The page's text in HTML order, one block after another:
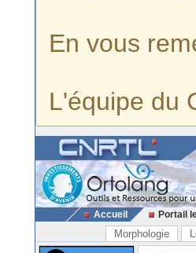
En vous
L'équipe du
Accueil Portail
Morphologie